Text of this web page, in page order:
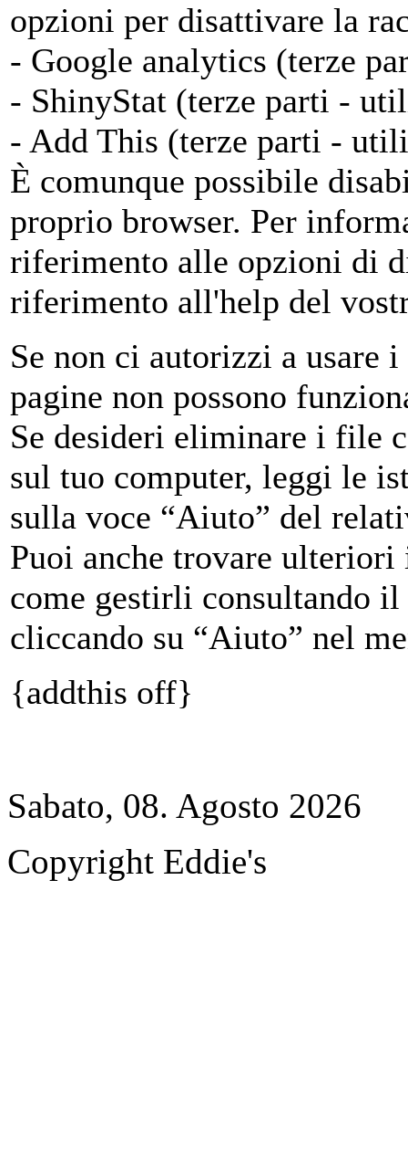
opzioni per disattivare la
- Google analytics (terze
- ShinyStat (terze parti -
- Add This (terze parti -
È comunque possibile
proprio browser. Per
riferimento alle opzioni di
riferimento all'help del
Se non ci autorizzi a usare
pagine non possono
Se desideri eliminare i file
sul tuo computer, leggi le
sulla voce “Aiuto” del
Puoi anche trovare
come gestirli consultando
cliccando su “Aiuto” nel
{addthis off}
Sabato, 08. Agosto 2026
Copyright Eddie's